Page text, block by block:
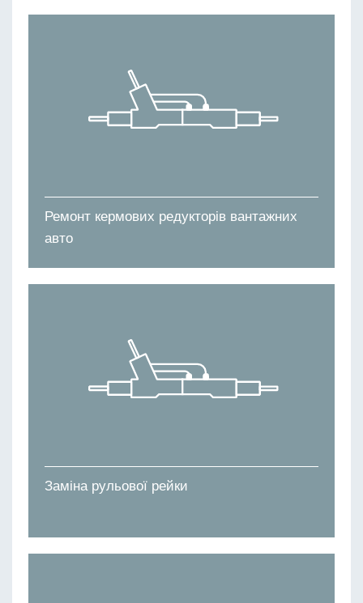
Ремонт кермових редукторів вантажних
авто
Заміна рульової рейки